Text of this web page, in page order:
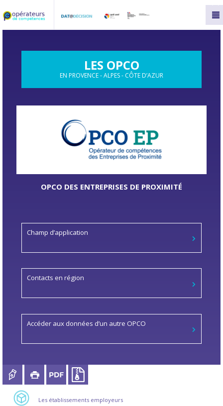
LES OPCO
EN PROVENCE - ALPES - CÔTE D’AZUR
OPCO DES ENTREPRISES DE PROXIMITÉ
Champ d’application
Contacts en région
Accéder aux données d’un autre OPCO
Les établissements employeurs